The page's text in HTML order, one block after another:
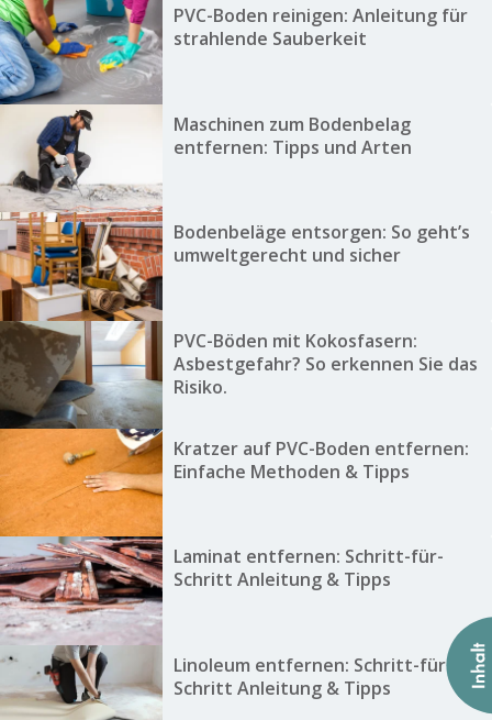
PVC-Boden reinigen: Anleitung für
strahlende Sauberkeit
Maschinen zum Bodenbelag
entfernen: Tipps und Arten
Bodenbeläge entsorgen: So geht’s
umweltgerecht und sicher
PVC-Böden mit Kokosfasern:
Asbestgefahr? So erkennen Sie das
Risiko.
Kratzer auf PVC-Boden entfernen:
Einfache Methoden & Tipps
Laminat entfernen: Schritt-für-
Schritt Anleitung & Tipps
Linoleum entfernen: Schritt-für-
Schritt Anleitung & Tipps